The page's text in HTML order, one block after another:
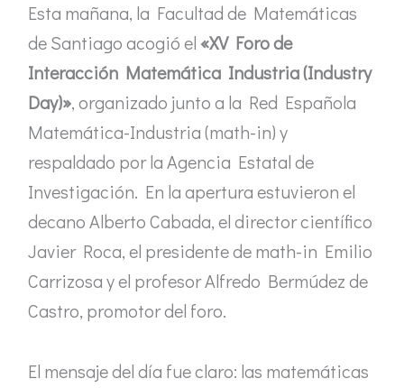
Esta mañana, la Facultad de Matemáticas
de Santiago acogió el «XV Foro de
Interacción Matemática Industria (Industry
Day)», organizado junto a la Red Española
Matemática-Industria (math-in) y
respaldado por la Agencia Estatal de
Investigación. En la apertura estuvieron el
decano Alberto Cabada, el director científico
Javier Roca, el presidente de math-in Emilio
Carrizosa y el profesor Alfredo Bermúdez de
Castro, promotor del foro.
El mensaje del día fue claro: las matemáticas